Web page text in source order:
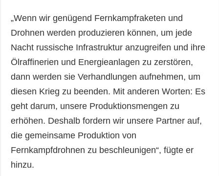
„Wenn wir genügend Fernkampfraketen und
Drohnen werden produzieren können, um jede
Nacht russische Infrastruktur anzugreifen und ihre
Ölraffinerien und Energieanlagen zu zerstören,
dann werden sie Verhandlungen aufnehmen, um
diesen Krieg zu beenden. Mit anderen Worten: Es
geht darum, unsere Produktionsmengen zu
erhöhen. Deshalb fordern wir unsere Partner auf,
die gemeinsame Produktion von
Fernkampfdrohnen zu beschleunigen“, fügte er
hinzu.